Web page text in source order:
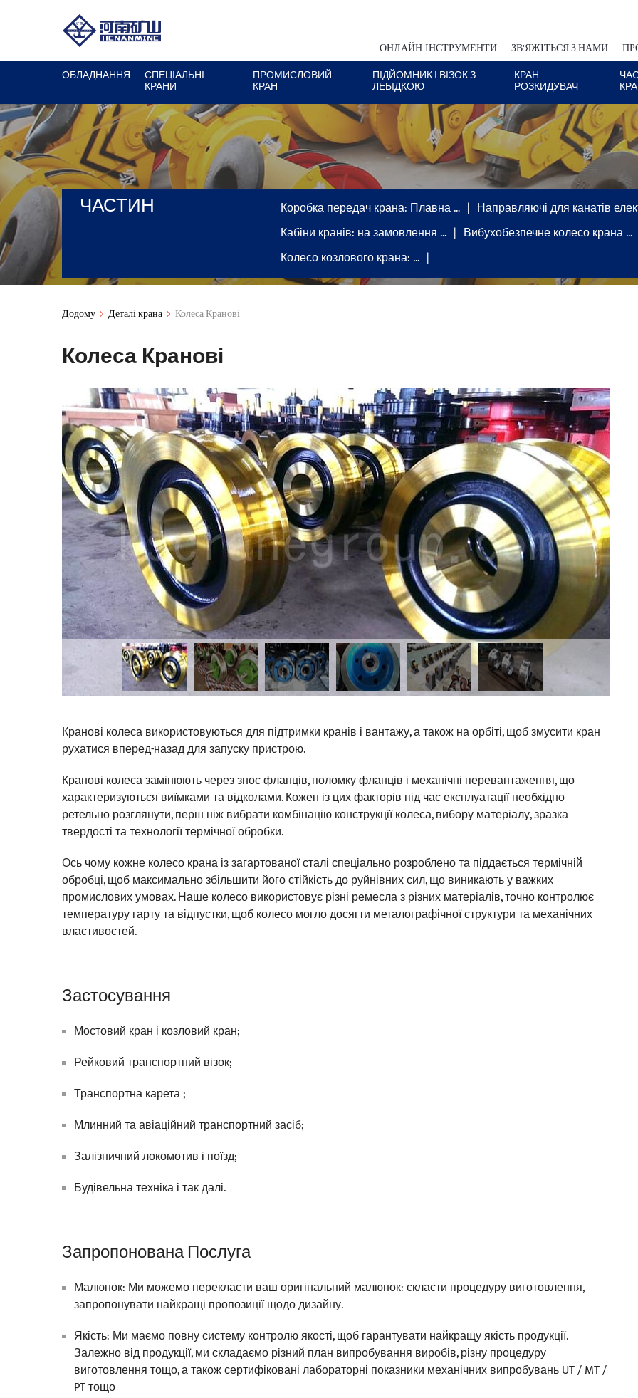
ОНЛАЙН-ІНСТРУМЕНТИ ЗВ'ЯЖІТЬСЯ З НАМИ
ОБЛАДНАННЯ
СПЕЦІАЛЬНІ
КРАНИ
ПРОМИСЛОВИЙ
КРАН
ПІДЙОМНИК І ВІЗОК З
ЛЕБІДКОЮ
КРАН
РОЗКИДУВАЧ
ЧАСТИН Коробка передач крана: Плавна …
Направляючі для канатів
Кабіни кранів: на замовлення …
Вибухобезпечне колесо крана …
Колесо козлового крана: …
Додому Деталі крана Колеса Кранові
Колеса Кранові
Кранові колеса використовуються для підтримки кранів і вантажу, а також на орбіті, щоб змусити кран
рухатися вперед-назад для запуску пристрою.
Кранові колеса замінюють через знос фланців, поломку фланців і механічні перевантаження, що
характеризуються виїмками та відколами. Кожен із цих факторів під час експлуатації необхідно
ретельно розглянути, перш ніж вибрати комбінацію конструкції колеса, вибору матеріалу, зразка
твердості та технології термічної обробки.
Ось чому кожне колесо крана із загартованої сталі спеціально розроблено та піддається термічній
обробці, щоб максимально збільшити його стійкість до руйнівних сил, що виникають у важких
промислових умовах. Наше колесо використовує різні ремесла з різних матеріалів, точно контролює
температуру гарту та відпустки, щоб колесо могло досягти металографічної структури та механічних
властивостей.
Застосування
Мостовий кран і козловий кран;
Рейковий транспортний візок;
Транспортна карета ;
Млинний та авіаційний транспортний засіб;
Залізничний локомотив і поїзд;
Будівельна техніка і так далі.
Запропонована Послуга
Малюнок: Ми можемо перекласти ваш оригінальний малюнок: скласти процедуру виготовлення,
запропонувати найкращі пропозиції щодо дизайну.
Якість: Ми маємо повну систему контролю якості, щоб гарантувати найкращу якість продукції.
Залежно від продукції, ми складаємо різний план випробування виробів, різну процедуру
виготовлення тощо, а також сертифіковані лабораторні показники механічних випробувань UT / MT /
PT тощо